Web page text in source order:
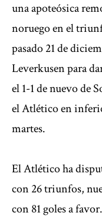
una apoteósica
noruego en el
pasado 21 de
Leverkusen para
el 1-1 de nuevo de
el Atlético en
martes.
El Atlético ha
con 26 triunfos,
con 81 goles a favor.